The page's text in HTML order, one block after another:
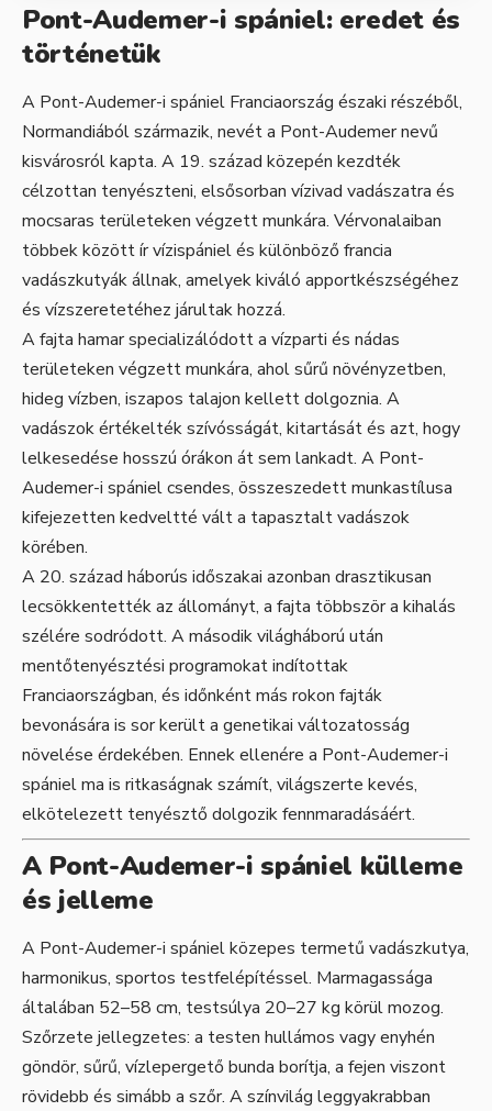
Pont-Audemer-i spániel: eredet és
történetük
A Pont-Audemer-i spániel Franciaország északi részéből,
Normandiából származik, nevét a Pont-Audemer nevű
kisvárosról kapta. A 19. század közepén kezdték
célzottan tenyészteni, elsősorban vízivad vadászatra és
mocsaras területeken végzett munkára. Vérvonalaiban
többek között ír vízispániel és különböző francia
vadászkutyák állnak, amelyek kiváló apportkészségéhez
és vízszeretetéhez járultak hozzá.
A fajta hamar specializálódott a vízparti és nádas
területeken végzett munkára, ahol sűrű növényzetben,
hideg vízben, iszapos talajon kellett dolgoznia. A
vadászok értékelték szívósságát, kitartását és azt, hogy
lelkesedése hosszú órákon át sem lankadt. A Pont-
Audemer-i spániel csendes, összeszedett munkastílusa
kifejezetten kedveltté vált a tapasztalt vadászok
körében.
A 20. század háborús időszakai azonban drasztikusan
lecsökkentették az állományt, a fajta többször a kihalás
szélére sodródott. A második világháború után
mentőtenyésztési programokat indítottak
Franciaországban, és időnként más rokon fajták
bevonására is sor került a genetikai változatosság
növelése érdekében. Ennek ellenére a Pont-Audemer-i
spániel ma is ritkaságnak számít, világszerte kevés,
elkötelezett tenyésztő dolgozik fennmaradásáért.
A Pont-Audemer-i spániel külleme
és jelleme
A Pont-Audemer-i spániel közepes termetű vadászkutya,
harmonikus, sportos testfelépítéssel. Marmagassága
általában 52–58 cm, testsúlya 20–27 kg körül mozog.
Szőrzete jellegzetes: a testen hullámos vagy enyhén
göndör, sűrű, vízlepergető bunda borítja, a fejen viszont
rövidebb és simább a szőr. A színvilág leggyakrabban